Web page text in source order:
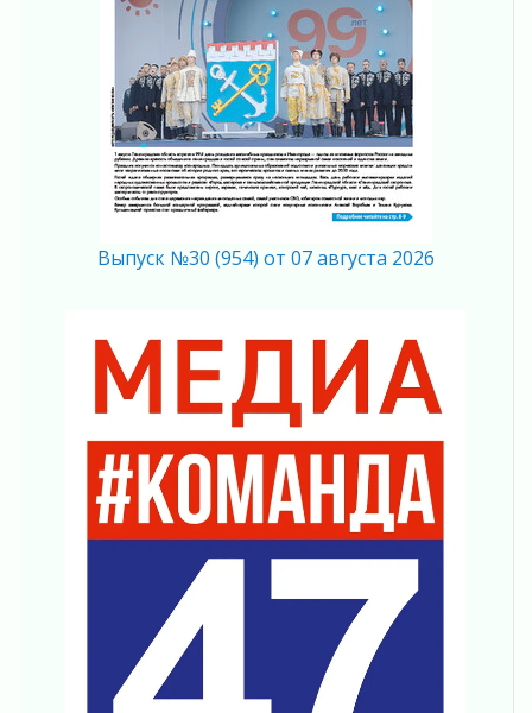
В Ленобласти растет потребление
мобильного трафика
04 августа 2026
Полумрак бьёт по карману
04 августа 2026
Вниманию автомобилистов!
04 августа 2026
Память, сталь и музыка
Регион готовится к выборам
согласие
04 августа 2026
Без риска для здоровья и кошелька
Важная информация
04 августа 2026
Что делать со сбережениями
Награды нашли строителей
Ленобласть повышает производительность
труда в ЖКХ
03 августа 2026
Выпуск №30 (954) от 07 августа 2026